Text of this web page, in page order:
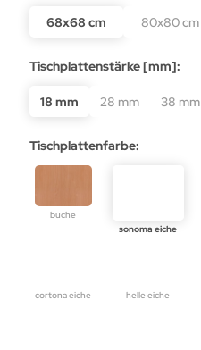
68x68 cm 80x80 cm
Tischplattenstärke [mm]:
18 mm 28 mm 38 mm
Tischplattenfarbe:
buche
sonoma eiche
cortona eiche helle eiche